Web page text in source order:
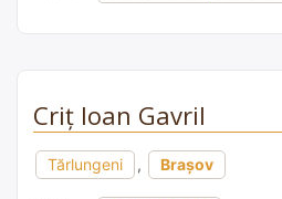
Criț Ioan Gavril
Tărlungeni , Brașov